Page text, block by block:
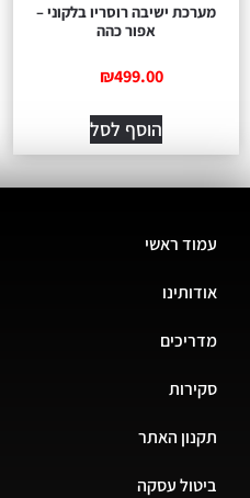
מערכת ישיבה רוסריו בלקוני –
אפור כהה
₪499.00
הוסף לסל
עמוד ראשי
אודותינו
מדריכים
סקירות
תקנון האתר
ביטול עסקה